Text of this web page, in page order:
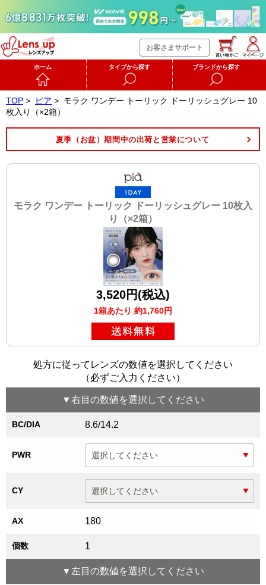
お客さまサポート
ホーム タイプから探す ブランドから探す
TOP > ピア > モラク ワンデー トーリック ドーリッシュグレー 10
枚入り（×2箱）
夏季（お盆）期間中の出荷と営業について
モラク ワンデー トーリック ドーリッシュグレー 10枚入
り（×2箱）
3,520円(税込)
1箱あたり 約1,760円
処方に従ってレンズの数値を選択してください
（必ずご入力ください）
▼右目 の数値を選択してください
BC/DIA 8.6/14.2
PWR
CY
AX 180
個数 1
▼ 左目 の数値を選択してください